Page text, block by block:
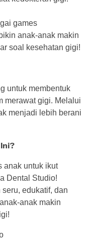
games
anak-anak makin
soal kesehatan gigi!
untuk membentuk
merawat gigi. Melalui
menjadi lebih berani
anak untuk ikut
Dental Studio!
edukatif, dan
anak makin